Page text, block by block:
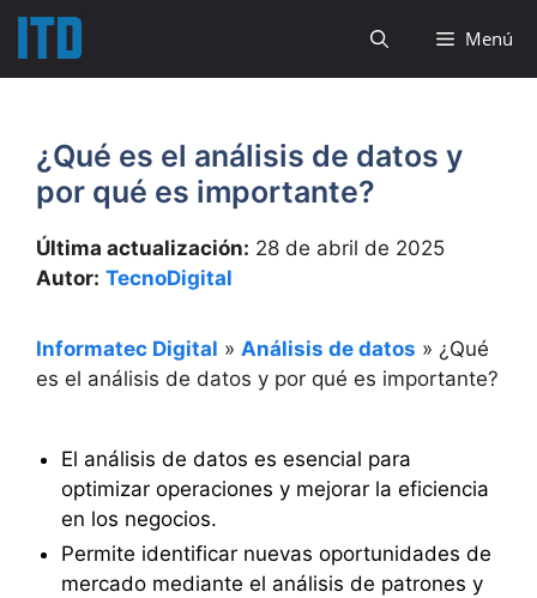
Saltar
contenido
Menú
¿Qué es el análisis de datos y
por qué es importante?
Última actualización: 28 de abril de 2025
Autor: TecnoDigital
Informatec Digital » Análisis de datos » ¿Qué
es el análisis de datos y por qué es importante?
El análisis de datos es esencial para
optimizar operaciones y mejorar la eficiencia
en los negocios.
Permite identificar nuevas oportunidades de
mercado mediante el análisis de patrones y